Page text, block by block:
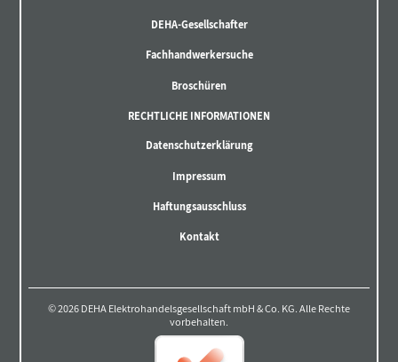
DEHA-Gesellschafter
Fachhandwerkersuche
Broschüren
RECHTLICHE INFORMATIONEN
Datenschutzerklärung
Impressum
Haftungsausschluss
Kontakt
© 2026 DEHA Elektrohandelsgesellschaft mbH & Co. KG. Alle Rechte
vorbehalten.